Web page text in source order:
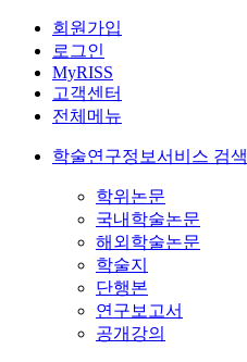
회원가입
로그인
MyRISS
고객센터
전체메뉴
학술연구정보서비스 검색
학위논문
국내학술논문
해외학술논문
학술지
단행본
연구보고서
공개강의